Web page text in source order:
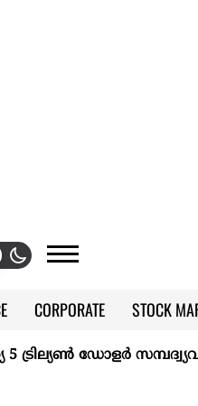
CORPORATE
STOCK
ട്രില്യണ്‍ ഡോളര്‍